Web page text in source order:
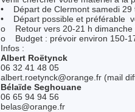
• Départ de Clermont samedi 29
• Départ possible et préférable
o Retour vers 20-21 h dimanche
o Budget : prévoir environ 150-
Infos :
Albert Roëtynck
06 32 41 48 05
albert.roetynck@orange.fr (mail
Bélaïde Seghouane
06 65 94 94 56
belas@orange.fr